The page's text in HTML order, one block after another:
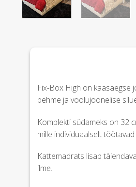
Fix-Box High on kaasaegse
pehme ja voolujoonelise
Komplekti südameks on 32
mille individuaalselt
Kattemadrats lisab
ilme.